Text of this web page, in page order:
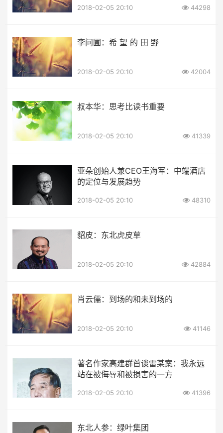
2018-02-05 20:10 44298
李问圃：希 望 的 田 野
2018-02-05 20:10 42004
叔本华：思考比读书重要
2018-02-05 20:10 41339
亚朵创始人兼CEO王海军：中端酒店
的定位与发展趋势
2018-02-05 20:10 48310
貂皮：东北虎皮草
2018-02-05 20:10 42884
肖云儒：到场的和未到场的
2018-02-05 20:10 41146
著名作家高建群首谈雷某案：我永远
站在被侮辱和被损害的一方
2018-02-05 20:10 41396
东北人参：绿叶集团